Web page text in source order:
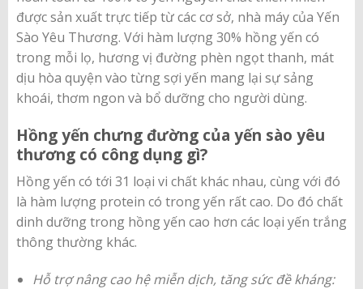
được sản xuất trực tiếp từ các cơ sở, nhà máy của Yến
Sào Yêu Thương. Với hàm lượng 30% hồng yến có
trong mỗi lọ, hương vị đường phèn ngọt thanh, mát
dịu hòa quyện vào từng sợi yến mang lại sự sảng
khoái, thơm ngon và bổ dưỡng cho người dùng.
Hồng yến chưng đường của yến sào yêu
thương có công dụng gì?
Hồng yến có tới 31 loại vi chất khác nhau, cùng với đó
là hàm lượng protein có trong yến rất cao. Do đó chất
dinh dưỡng trong hồng yến cao hơn các loại yến trắng
thông thường khác.
Hỗ trợ nâng cao hệ miễn dịch, tăng sức đề kháng: